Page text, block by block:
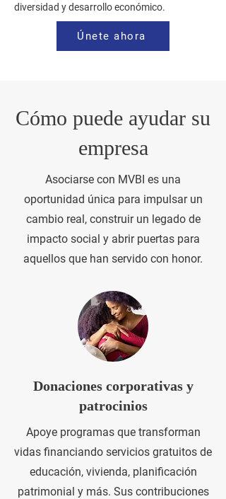
diversidad y desarrollo económico.
Únete ahora
Cómo puede ayudar su
empresa
Asociarse con MVBI es una
oportunidad única para impulsar un
cambio real, construir un legado de
impacto social y abrir puertas para
aquellos que han servido con honor.
Donaciones corporativas y
patrocinios
Apoye programas que transforman
vidas financiando servicios gratuitos de
educación, vivienda, planificación
patrimonial y más. Sus contribuciones